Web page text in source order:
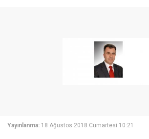
Yayınlanma: 18 Ağustos 2018 Cumartesi 10:21